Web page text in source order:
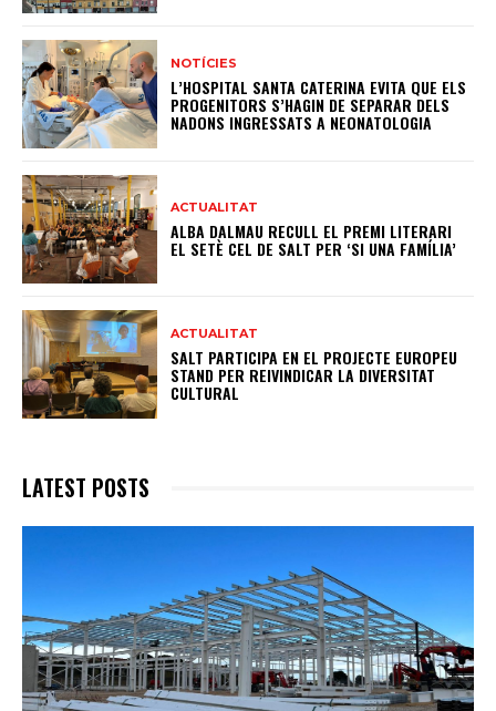
NOTÍCIES
L’HOSPITAL SANTA CATERINA EVITA QUE ELS
PROGENITORS S’HAGIN DE SEPARAR DELS
NADONS INGRESSATS A NEONATOLOGIA
ACTUALITAT
ALBA DALMAU RECULL EL PREMI LITERARI
EL SETÈ CEL DE SALT PER ‘SI UNA FAMÍLIA’
ACTUALITAT
SALT PARTICIPA EN EL PROJECTE EUROPEU
STAND PER REIVINDICAR LA DIVERSITAT
CULTURAL
LATEST POSTS